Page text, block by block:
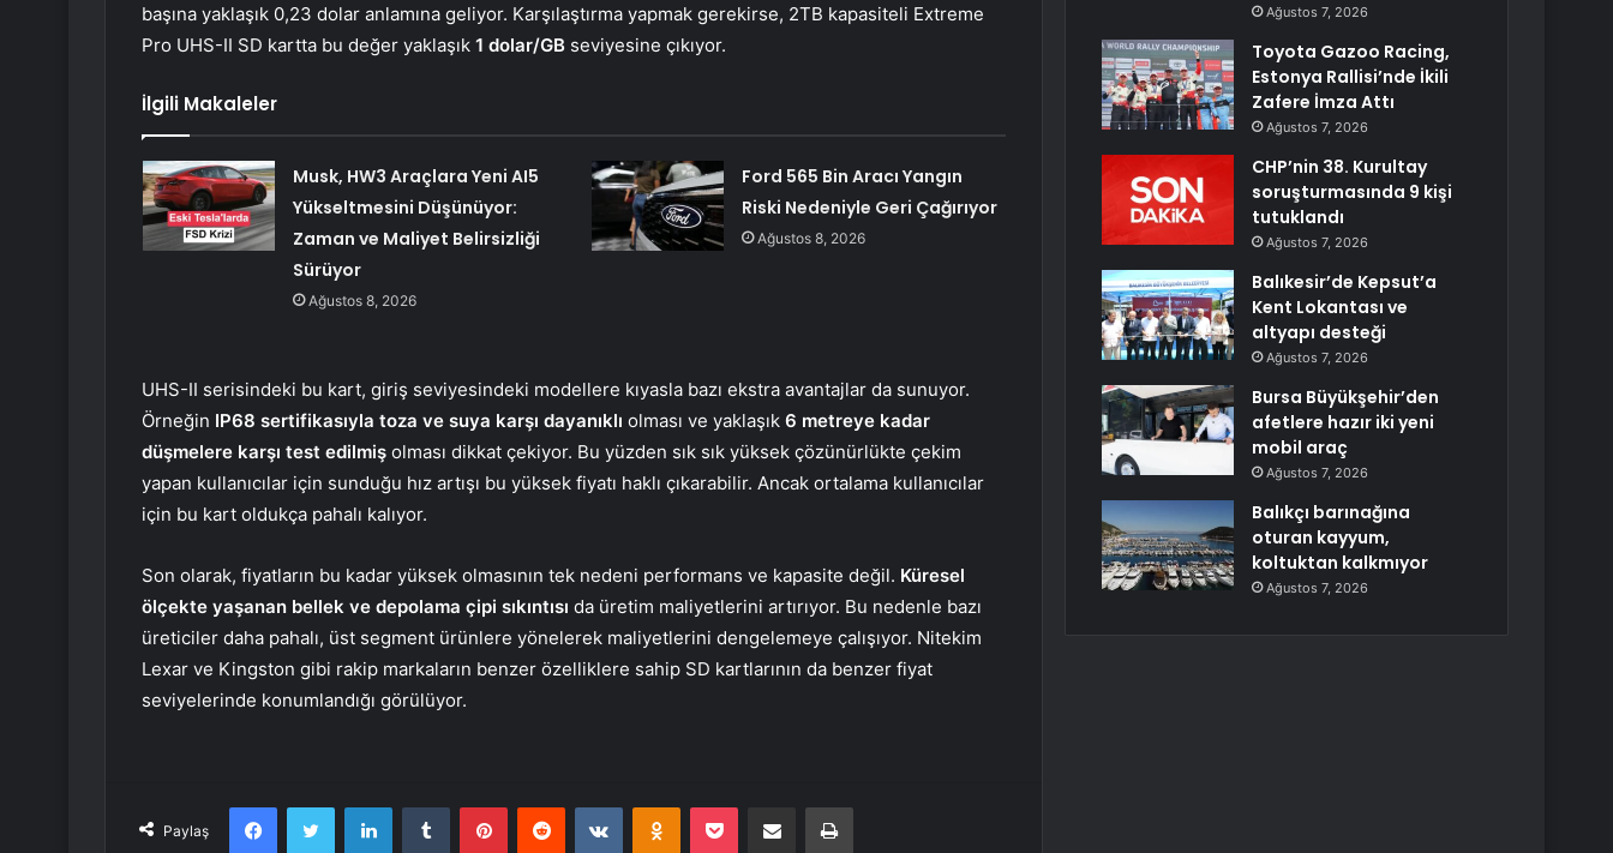
başına yaklaşık 0,23 dolar anlamına geliyor. Karşılaştırma yapmak gerekirse, 2TB kapasiteli Extreme
Pro UHS-II SD kartta bu değer yaklaşık 1 dolar/GB seviyesine çıkıyor.
İlgili Makaleler
Musk, HW3 Araçlara Yeni AI5
Yükseltmesini Düşünüyor:
Zaman ve Maliyet Belirsizliği
Sürüyor
Ağustos 8, 2026
Ford 565 Bin Aracı Yangın
Riski Nedeniyle Geri Çağırıyor
Ağustos 8, 2026
UHS-II serisindeki bu kart, giriş seviyesindeki modellere kıyasla bazı ekstra avantajlar da sunuyor.
Örneğin IP68 sertifikasıyla toza ve suya karşı dayanıklı olması ve yaklaşık 6 metreye kadar
düşmelere karşı test edilmiş olması dikkat çekiyor. Bu yüzden sık sık yüksek çözünürlükte çekim
yapan kullanıcılar için sunduğu hız artışı bu yüksek fiyatı haklı çıkarabilir. Ancak ortalama kullanıcılar
için bu kart oldukça pahalı kalıyor.
Son olarak, fiyatların bu kadar yüksek olmasının tek nedeni performans ve kapasite değil. Küresel
ölçekte yaşanan bellek ve depolama çipi sıkıntısı da üretim maliyetlerini artırıyor. Bu nedenle bazı
üreticiler daha pahalı, üst segment ürünlere yönelerek maliyetlerini dengelemeye çalışıyor. Nitekim
Lexar ve Kingston gibi rakip markaların benzer özelliklere sahip SD kartlarının da benzer fiyat
seviyelerinde konumlandığı görülüyor.
Paylaş
FacebookTwitter LinkedInTumblr PinterestReddit VKontakteOdnoklassniki
Pocket E-Posta ile paylaş Yazdır
Ağustos 7, 2026
Toyota Gazoo Racing,
Estonya Rallisi’nde İkili
Zafere İmza Attı
Ağustos 7, 2026
CHP’nin 38. Kurultay
soruşturmasında 9 kişi
tutuklandı
Ağustos 7, 2026
Balıkesir’de Kepsut’a
Kent Lokantası ve
altyapı desteği
Ağustos 7, 2026
Bursa Büyükşehir’den
afetlere hazır iki yeni
mobil araç
Ağustos 7, 2026
Balıkçı barınağına
oturan kayyum,
koltuktan kalkmıyor
Ağustos 7, 2026